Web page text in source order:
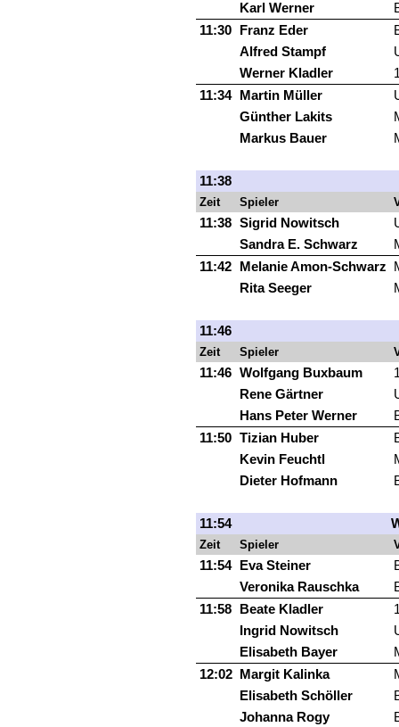
Karl Werner
11:30
Franz Eder
Alfred Stampf
Werner Kladler
11:34
Martin Müller
Günther Lakits
Markus Bauer
11:38
Zeit Spieler
11:38 Sigrid Nowitsch
Sandra E. Schwarz
11:42
Melanie Amon-Schwarz
Rita Seeger
11:46
Zeit Spieler
11:46 Wolfgang Buxbaum
Rene Gärtner
Hans Peter Werner
11:50 Tizian Huber
Kevin Feuchtl
Dieter Hofmann
11:54
Zeit Spieler
11:54 Eva Steiner
Veronika Rauschka
11:58
Beate Kladler
Ingrid Nowitsch
Elisabeth Bayer
12:02
Margit Kalinka
Elisabeth Schöller
Johanna Rogy